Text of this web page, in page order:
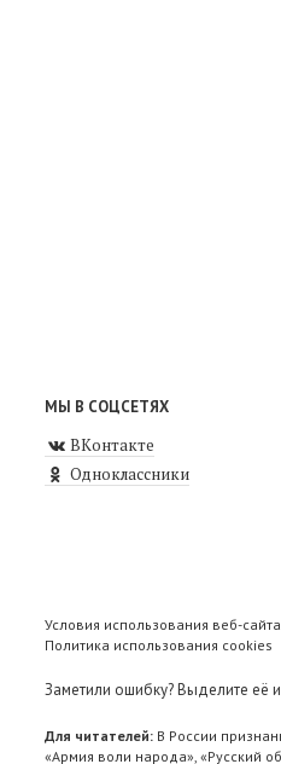
МЫ В СОЦСЕТЯХ
ВКонтакте
Одноклассники
Условия использования веб-
Политика использования cookies
Заметили ошибку? Выделите её
Для читателей: В России
«Армия воли народа», «Русский